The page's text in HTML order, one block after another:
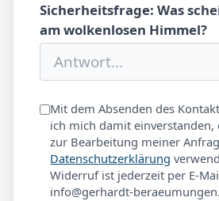
Sicherheitsfrage: Was
am wolkenlosen Himmel?
Mit dem Absenden des
ich mich damit einverstanden,
zur Bearbeitung meiner
Datenschutzerklärung
Widerruf ist jederzeit per E-
info@gerhardt-